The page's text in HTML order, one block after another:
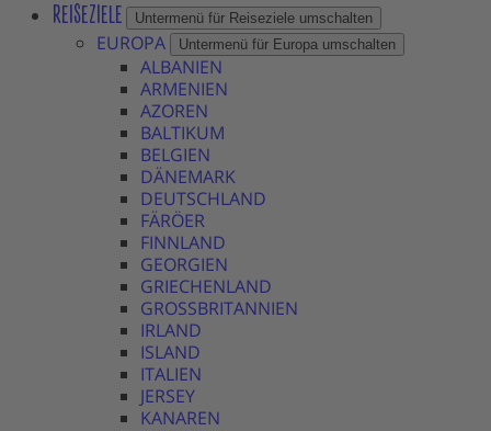
REISEZIELE Untermenü für Reiseziele umschalten
EUROPA Untermenü für Europa umschalten
ALBANIEN
ARMENIEN
AZOREN
BALTIKUM
BELGIEN
DÄNEMARK
DEUTSCHLAND
FÄRÖER
FINNLAND
GEORGIEN
GRIECHENLAND
GROSSBRITANNIEN
IRLAND
ISLAND
ITALIEN
JERSEY
KANAREN